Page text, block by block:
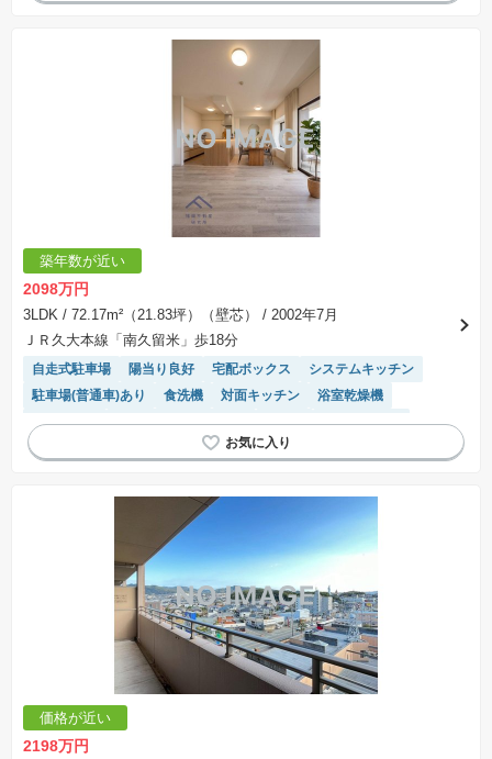
築年数が近い
2098万円
3LDK / 72.17m²（21.83坪）（壁芯）
/ 2002年7月
ＪＲ久大本線「南久留米」歩18分
自走式駐車場 陽当り良好 宅配ボックス
システムキッチン
駐車場(普通車)あり
食洗機 対面キッチン
浴室乾燥機
ペット相談
駐輪場・バイク置き場 平坦地
エレベーター
駐車場空き
モニター付きインターホン
価格が近い
2198万円